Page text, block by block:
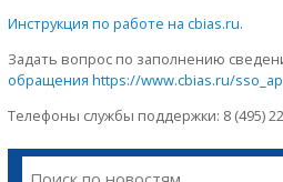
Инструкция по работе на cbias.ru.
Задать вопрос по заполнению
обращения https://www.cbias.ru/
Телефоны службы поддержки: 8 (495)